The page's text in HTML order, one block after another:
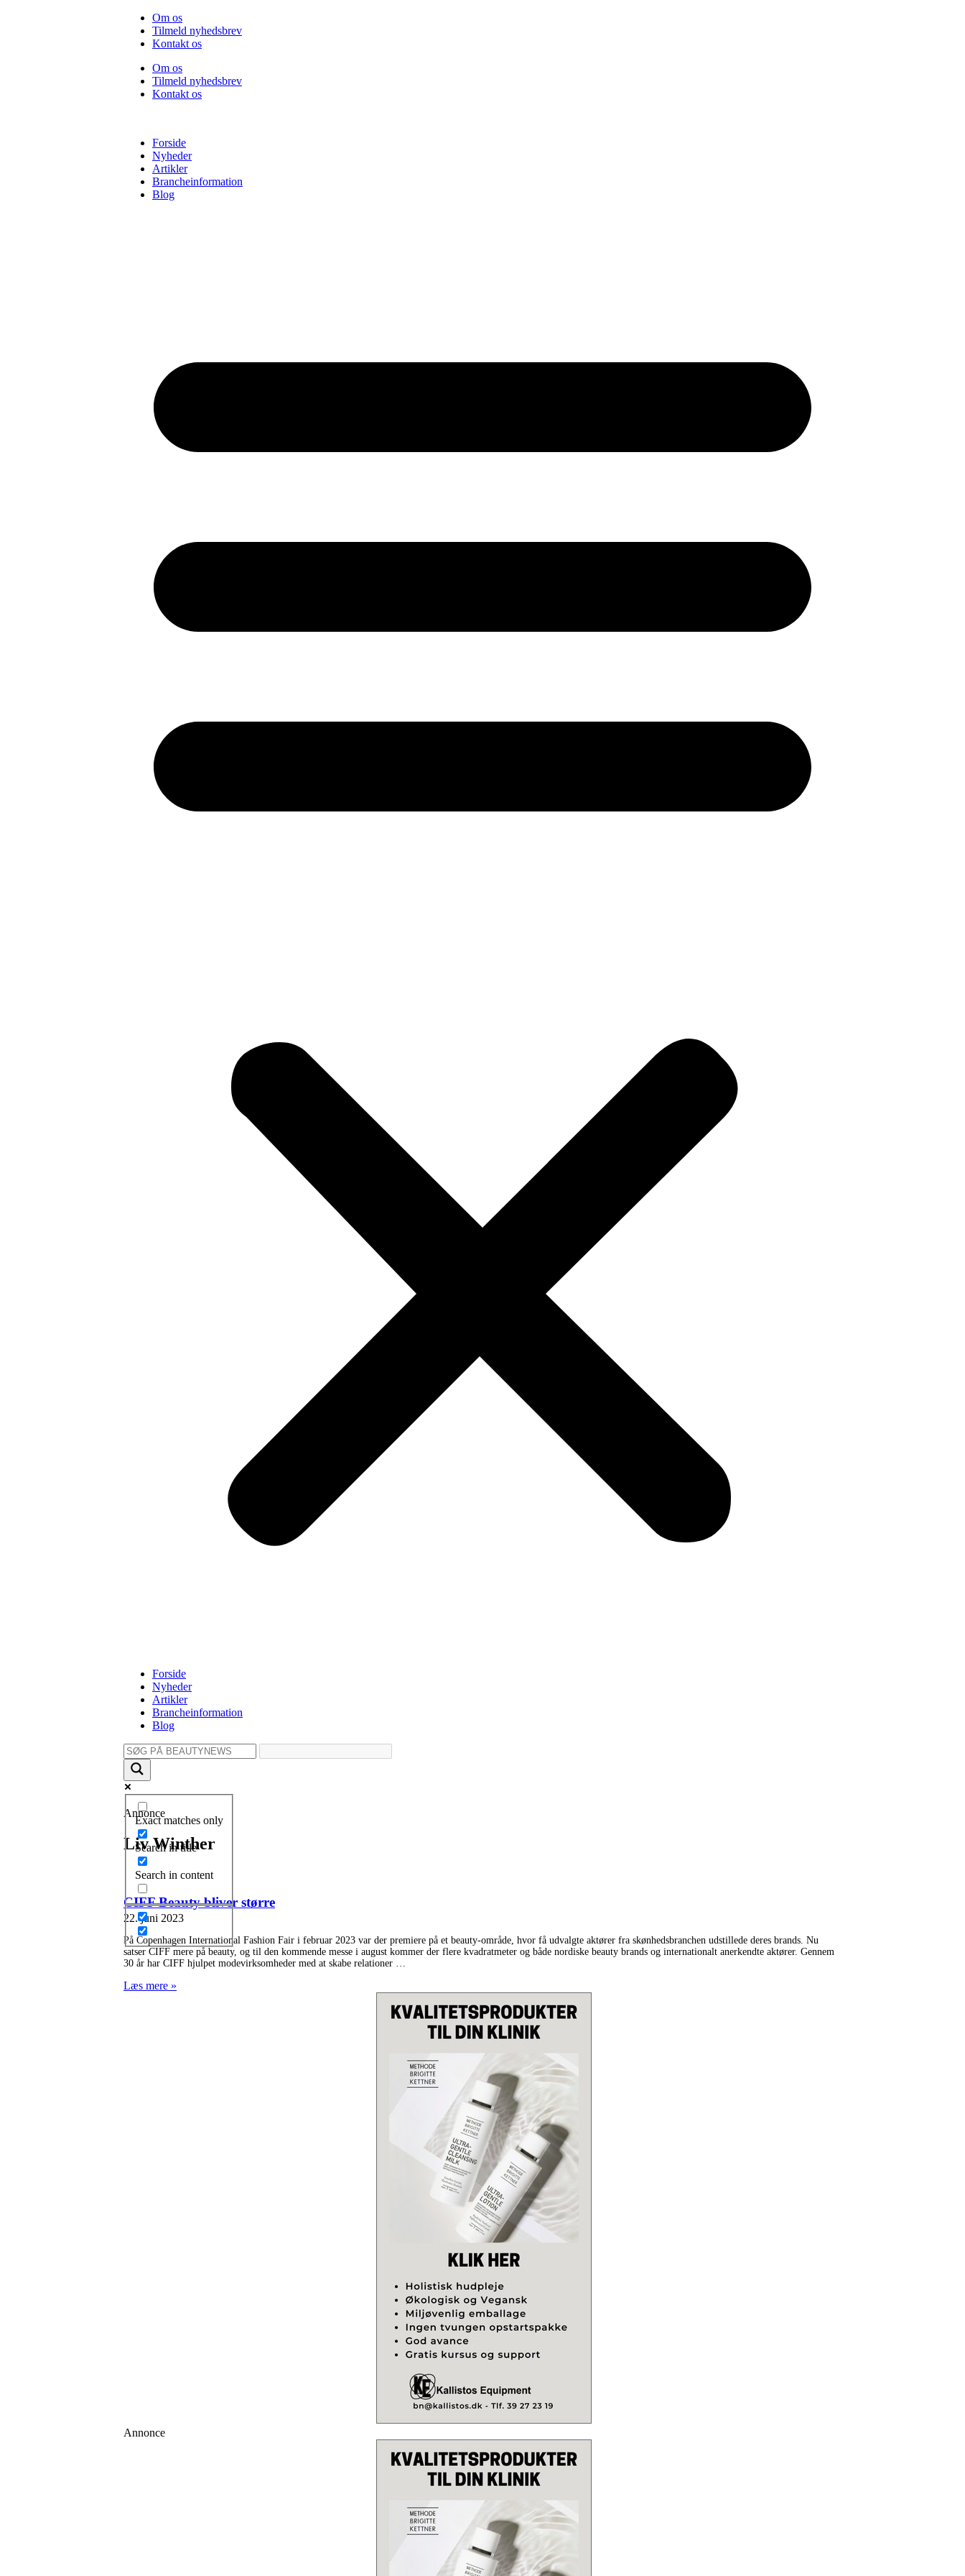
Om os
Tilmeld nyhedsbrev
Kontakt os
Om os
Tilmeld nyhedsbrev
Kontakt os
Forside
Nyheder
Artikler
Brancheinformation
Blog
Forside
Nyheder
Artikler
Brancheinformation
Blog
Exact matches only
Search in title
Search in content
Annonce
Liv Winther
CIFF Beauty bliver større
22. juni 2023
På Copenhagen International Fashion Fair i februar 2023 var der premiere på et beauty-område, hvor få udvalgte aktører fra skønhedsbranchen udstillede deres brands. Nu
satser CIFF mere på beauty, og til den kommende messe i august kommer der flere kvadratmeter og både nordiske beauty brands og internationalt anerkendte aktører. Gennem
30 år har CIFF hjulpet modevirksomheder med at skabe relationer
Læs mere »
Annonce